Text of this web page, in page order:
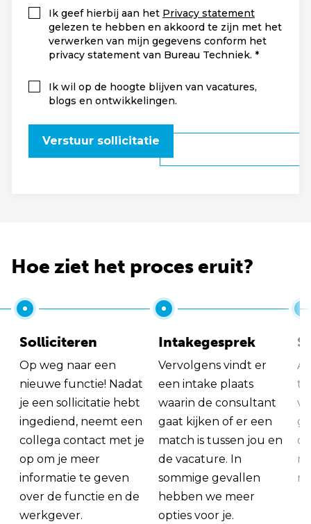
Ik geef hierbij aan het Privacy statement
gelezen te hebben en akkoord te zijn met het
verwerken van mijn gegevens conform het
privacy statement van Bureau Techniek.
Ik wil op de hoogte blijven van vacatures,
blogs en ontwikkelingen.
Verstuur sollicitatie
Hoe ziet het proces eruit?
Solliciteren
Op weg naar een
nieuwe functie! Nadat
je een sollicitatie hebt
ingediend, neemt een
collega contact met je
op om je meer
informatie te geven
over de functie en de
werkgever.
Intakegesprek
Vervolgens vindt er
een intake plaats
waarin de consultant
gaat kijken of er een
match is tussen jou en
de vacature. In
sommige gevallen
hebben we meer
opties voor je.